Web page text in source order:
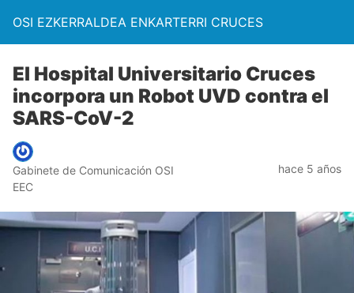
OSI EZKERRALDEA ENKARTERRI CRUCES
El Hospital Universitario Cruces
incorpora un Robot UVD contra el
SARS-CoV-2
Gabinete de Comunicación OSI
EEC
hace 5 años